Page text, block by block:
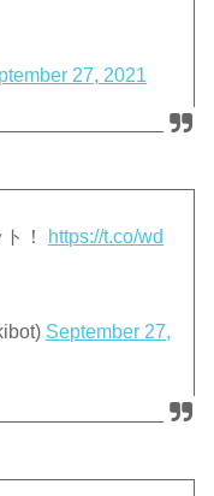
27, 2021
！
https://t.co/wd
September 27,